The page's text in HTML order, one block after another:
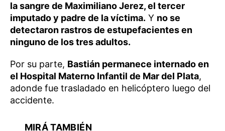
la sangre de Maximiliano Jerez, el tercer
imputado y padre de la víctima. Y no se
detectaron rastros de estupefacientes en
ninguno de los tres adultos.
Por su parte, Bastián permanece internado en
el Hospital Materno Infantil de Mar del Plata,
adonde fue trasladado en helicóptero luego del
accidente.